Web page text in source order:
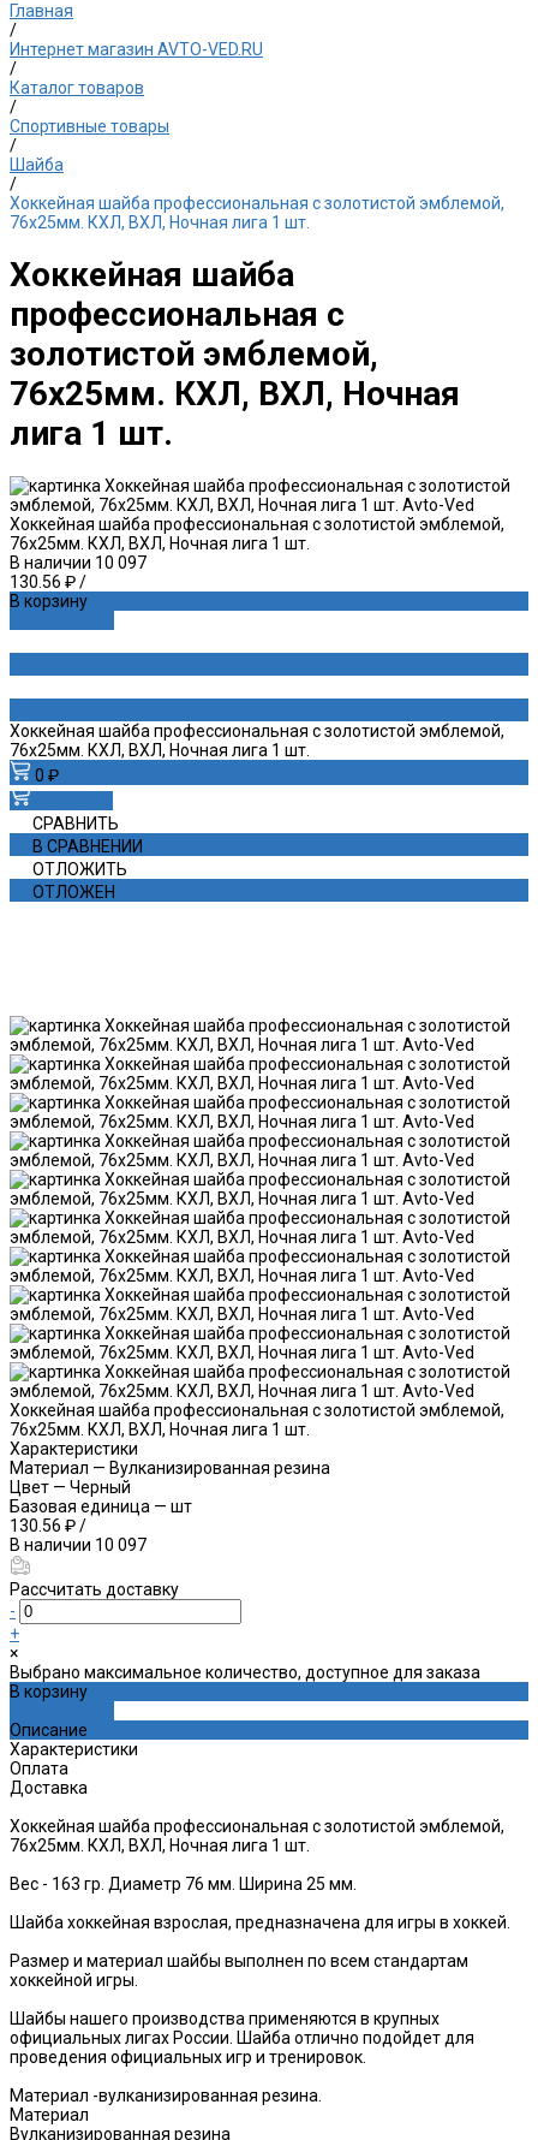
Главная
/
Интернет магазин AVTO-VED.RU
/
Каталог товаров
/
Спортивные товары
/
Шайба
/
Хоккейная шайба профессиональная с золотистой эмблемой,
76х25мм. КХЛ, ВХЛ, Ночная лига 1 шт.
Хоккейная шайба
профессиональная с
золотистой эмблемой,
76х25мм. КХЛ, ВХЛ, Ночная
лига 1 шт.
Хоккейная шайба профессиональная с золотистой эмблемой,
76х25мм. КХЛ, ВХЛ, Ночная лига 1 шт.
В наличии 10 097
130.56 ₽/
В корзину
Хоккейная шайба профессиональная с золотистой эмблемой,
76х25мм. КХЛ, ВХЛ, Ночная лига 1 шт.
0 ₽
СРАВНИТЬ
В СРАВНЕНИИ
ОТЛОЖИТЬ
ОТЛОЖЕН
Хоккейная шайба профессиональная с золотистой эмблемой,
76х25мм. КХЛ, ВХЛ, Ночная лига 1 шт.
Характеристики
Материал — Вулканизированная резина
Цвет — Черный
Базовая единица — шт
130.56 ₽/
В наличии 10 097
Рассчитать доставку
-
+
×
Выбрано максимальное количество, доступное для заказа
В корзину
Описание
Характеристики
Оплата
Доставка
Хоккейная шайба профессиональная с золотистой эмблемой,
76х25мм. КХЛ, ВХЛ, Ночная лига 1 шт.
Вес - 163 гр. Диаметр 76 мм. Ширина 25 мм.
Шайба хоккейная взрослая, предназначена для игры в хоккей.
Размер и материал шайбы выполнен по всем стандартам
хоккейной игры.
Шайбы нашего производства применяются в крупных
официальных лигах России. Шайба отлично подойдет для
проведения официальных игр и тренировок.
Материал -вулканизированная резина.
Материал
Вулканизированная резина